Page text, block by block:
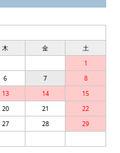
木 金
土
1
6 7
8
13 14
15
20 21
22
27 28
29